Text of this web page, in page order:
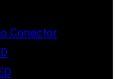
Conector